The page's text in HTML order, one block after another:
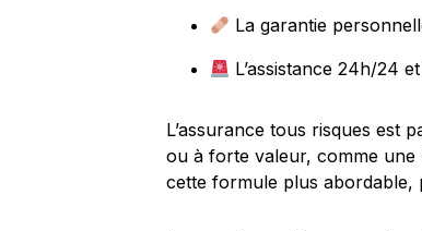
La garantie
L’assistance 24h/24
L’assurance tous risques est
ou à forte valeur, comme une
cette formule plus abordable,